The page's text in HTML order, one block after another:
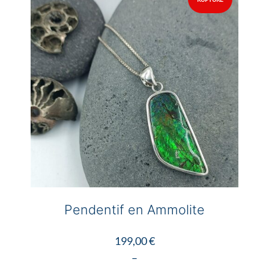
options
peuvent
être
choisies
sur
la
page
du
produit
Pendentif en Ammolite
199,00€
–